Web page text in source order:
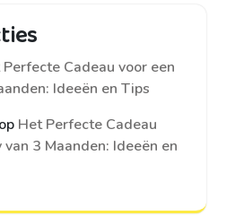
Cadeau voor een
Ideeën en Tips
op Het Perfecte Cadeau
3 Maanden: Ideeën en